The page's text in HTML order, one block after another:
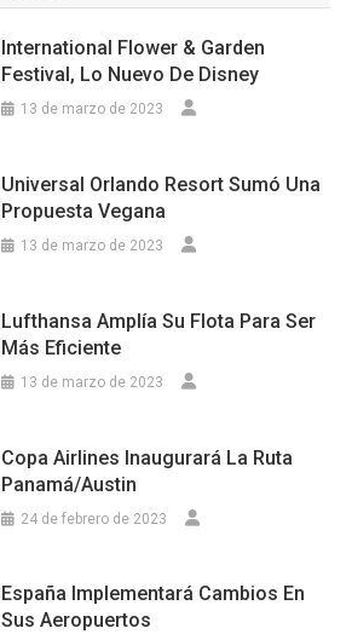
International Flower & Garden
Festival, Lo Nuevo De Disney
13 de marzo de 2023
Universal Orlando Resort Sumó Una
Propuesta Vegana
13 de marzo de 2023
Lufthansa Amplía Su Flota Para Ser
Más Eficiente
13 de marzo de 2023
Copa Airlines Inaugurará La Ruta
Panamá/Austin
24 de febrero de 2023
España Implementará Cambios En
Sus Aeropuertos